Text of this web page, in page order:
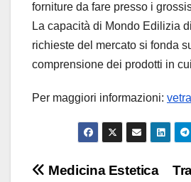
forniture da fare presso i
La capacità di Mondo Edilizia
richieste del mercato si fonda
comprensione dei prodotti in
Per maggiori informazioni:
Navigazione
Medicina Estetica